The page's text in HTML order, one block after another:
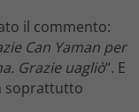
il commento:
Can Yaman per
Grazie uagliò“. E
soprattutto